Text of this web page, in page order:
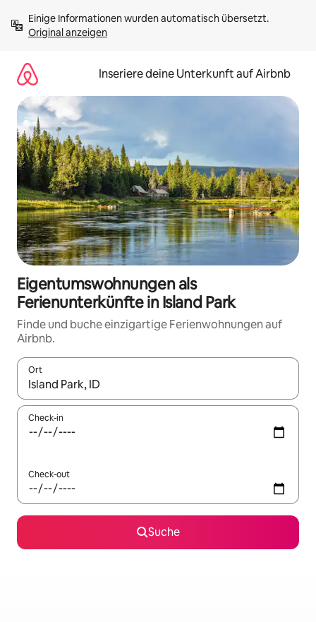
Inhalten
springenOriginal anzeigen
Inseriere deine Unterkunft auf Airbnb
Eigentumswohnungen als
Ferienunterkünfte in Island Park
Finde und buche einzigartige Ferienwohnungen auf
Airbnb.
Ort
Wenn Ergebnisse verfügbar sind, navigiere mit den
Check-in
Check-out
Suche